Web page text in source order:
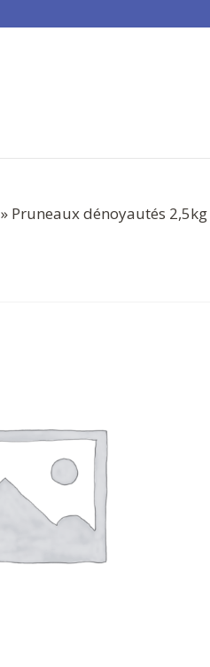
» Pruneaux dénoyautés 2,5kg